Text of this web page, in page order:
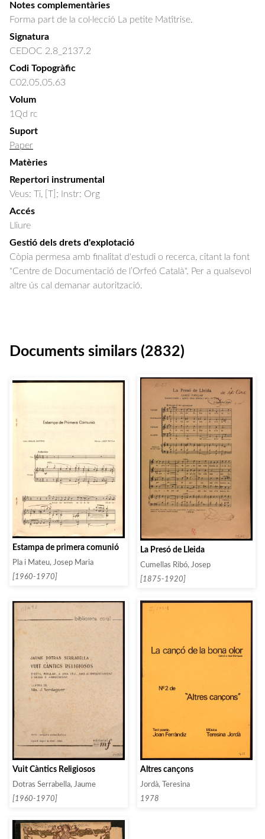
Notes complementàries
Forma part de la col·lecció La petite Matîtrise.
Signatura
CEDOC 2.8_2137.2
Codi Topogràfic
C02.05.05.63
Volum
1Qd rc
Suport
Paper
Matèries
Repertori instrumental
Veus: Ti, [T]; Instr: Org
Accés
Lliure
Gestió dels drets d'explotació
Còpia permesa amb finalitat d'estudi o recerca, citant la font
"Centre de Documentació de l’Orfeó Català". Per a qualsevol
altre ús cal demanar autorització.
Documents similars (2832)
Estampa de primera comunió
Pla i Mateu, Josep Maria
[1960-1970]
La Presó de Lleida
Cumellas Ribó, Josep
[1875-1920]
Vuit Càntics Religiosos
Dotras Serrabella, Jaume
[1960-1970]
Altres cançons
Jordà, Teresina
1978